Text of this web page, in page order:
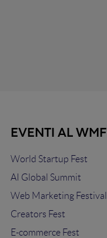
EVENTI AL WMF
World Startup Fest
AI Global Summit
Web Marketing Festival
Creators Fest
E-commerce Fest